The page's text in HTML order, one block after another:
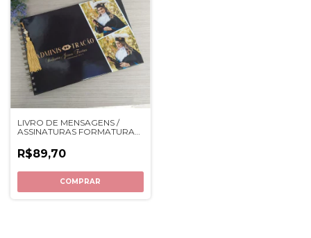
LIVRO DE MENSAGENS /
ASSINATURAS FORMATURA
R$89,70
COMPRAR